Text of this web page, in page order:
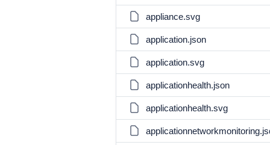
appliance.svg
application.json
application.svg
applicationhealth.json
applicationhealth.svg